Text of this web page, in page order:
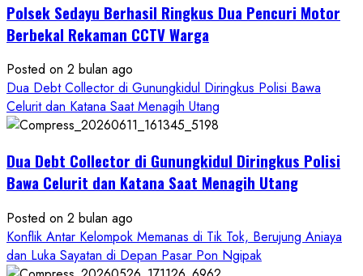
Asal
Gunungkidul
Polsek Sedayu Berhasil Ringkus Dua Pencuri Motor
Berbekal Rekaman CCTV Warga
Posted on 2 bulan ago
Dua Debt Collector di Gunungkidul Diringkus Polisi Bawa
Celurit dan Katana Saat Menagih Utang
Dua Debt Collector di Gunungkidul Diringkus Polisi
Bawa Celurit dan Katana Saat Menagih Utang
Posted on 2 bulan ago
Konflik Antar Kelompok Memanas di Tik Tok, Berujung Aniaya
dan Luka Sayatan di Depan Pasar Pon Ngipak